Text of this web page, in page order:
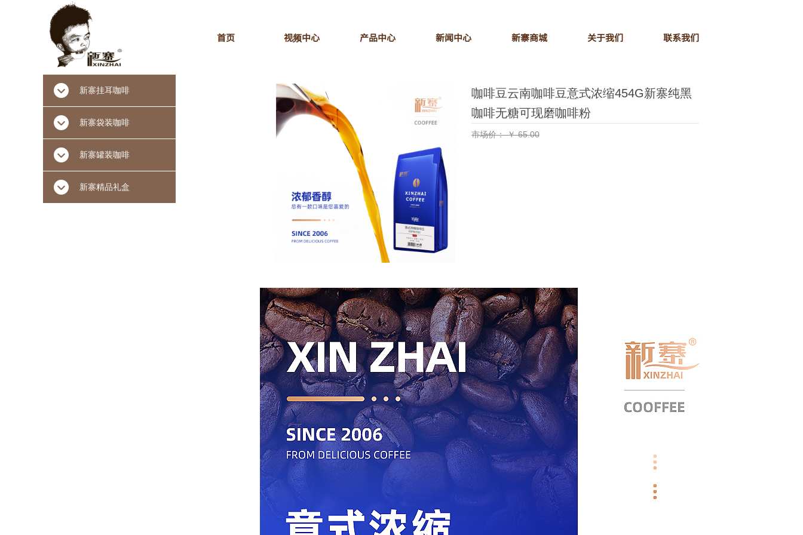
首页 视频中心 产品中心 新闻中心 新寨商城 关于我们 联系我们
咖啡豆云南咖啡豆意式浓缩454G新寨纯黑
咖啡无糖可现磨咖啡粉
市场价：￥65.00
新寨挂耳咖啡
新寨袋装咖啡
新寨罐装咖啡
新寨精品礼盒